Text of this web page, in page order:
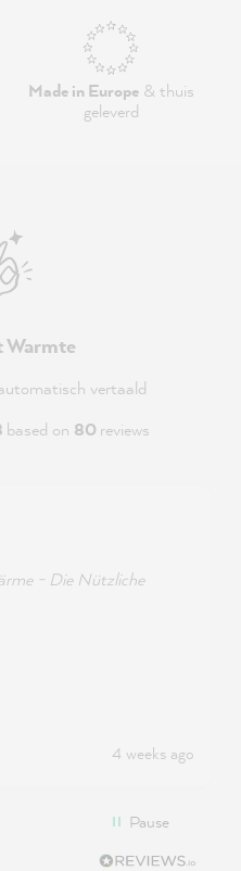
Made in Europe& thuis
geleverd
Warmte
vertaald
based on 80 reviews
- Die Nützliche
4 weeks ago
Pause